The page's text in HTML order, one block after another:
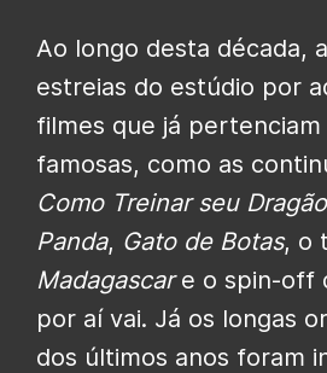
Ao longo desta década,
estreias do estúdio por
filmes que já pertenciam
famosas, como as
Como Treinar seu Dragão
Panda, Gato de Botas, o
Madagascare o spin-off
por aí vai. Já os longas
dos últimos anos foram